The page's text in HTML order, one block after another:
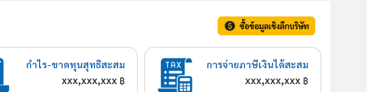
ซื้อข้อมูลเชิงลึกบริษัท
กำไร-ขาดทุนสุทธิสะสม
xxx,xxx,xxx ฿
การจ่ายภาษีเงินได้สะสม
xxx,xxx,xxx ฿